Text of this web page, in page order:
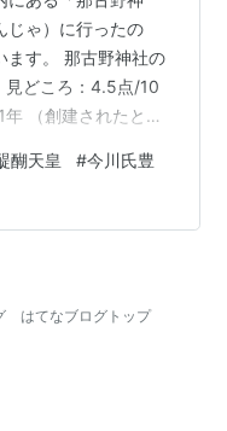
じゃ）に行ったの
ます。 那古野神社の
見どころ：4.5点/10
（創建されたとさ
のブログとしての見
神社の特徴 歴史は
県の県社です。 織田
醐天皇 #今川氏豊
はてなブログトップ